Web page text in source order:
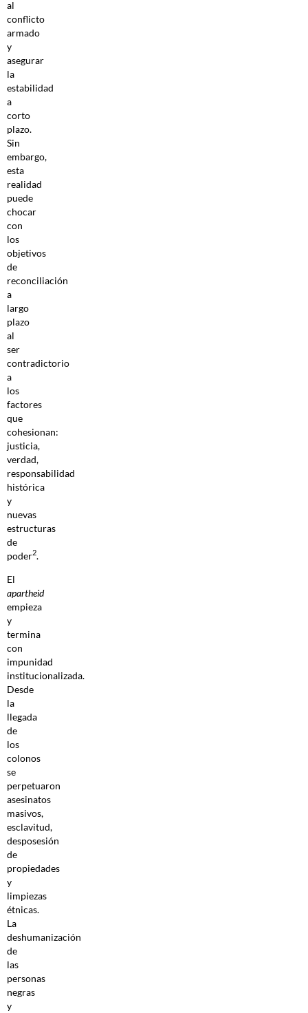
al
conflicto
armado
y
asegurar
la
estabilidad
a
corto
plazo.
Sin
embargo,
esta
realidad
puede
chocar
con
los
objetivos
de
reconciliación
a
largo
plazo
al
ser
contradictorio
a
los
factores
que
cohesionan:
justicia,
verdad,
responsabilidad
histórica
y
nuevas
estructuras
de
poder2.
El
apartheid
empieza
y
termina
con
impunidad
institucionalizada.
Desde
la
llegada
de
los
colonos
se
perpetuaron
asesinatos
masivos,
esclavitud,
desposesión
de
propiedades
y
limpiezas
étnicas.
La
deshumanización
de
las
personas
negras
y